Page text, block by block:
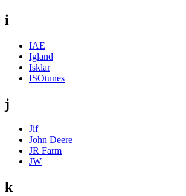
i
IAE
Igland
Isklar
ISOtunes
j
Jif
John Deere
JR Farm
JW
k